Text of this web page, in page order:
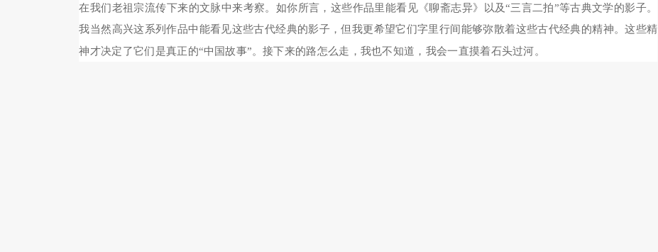
在我们老祖宗流传下来的文脉中来考察。如你所言，这些作品里能看见《聊斋志异》以及“三言二拍”等古典文学的影子。
我当然高兴这系列作品中能看见这些古代经典的影子，但我更希望它们字里行间能够弥散着这些古代经典的精神。这些精
神才决定了它们是真正的“中国故事”。接下来的路怎么走，我也不知道，我会一直摸着石头过河。